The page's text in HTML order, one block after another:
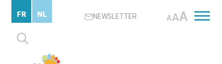
contenu
principal
NEWSLETTER AAA
Rechercher :
FR NL